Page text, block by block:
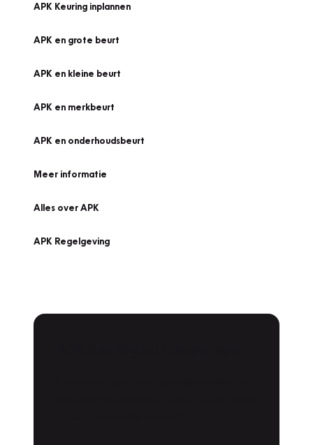
APK Keuring inplannen
APK en grote beurt
APK en kleine beurt
APK en merkbeurt
APK en onderhoudsbeurt
Meer informatie
Alles over APK
APK Regelgeving